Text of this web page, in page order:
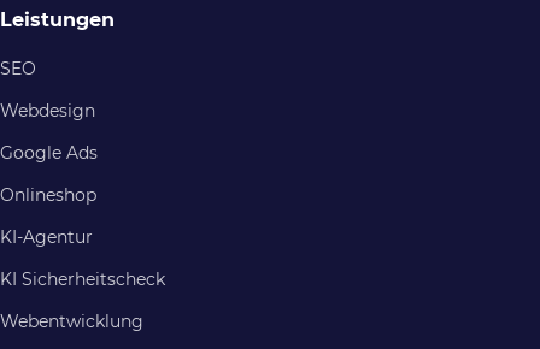
Leistungen
SEO
Webdesign
Google Ads
Onlineshop
KI-Agentur
KI Sicherheitscheck
Webentwicklung